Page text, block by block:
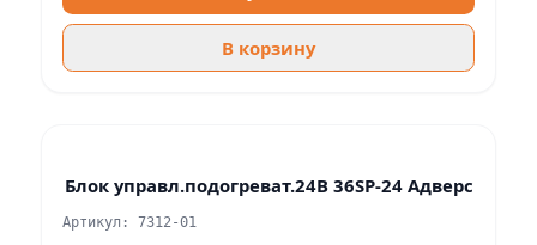
В корзину
Блок управл.подогреват.24В 36SP-24 Адверс
Артикул: 7312-01